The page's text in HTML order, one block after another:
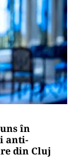
în
anti-
din Cluj